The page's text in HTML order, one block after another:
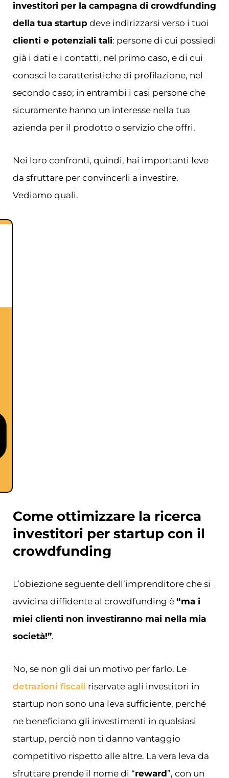
investitori per la campagna di crowdfunding
della tua startup deve indirizzarsi verso i tuoi
clienti e potenziali tali: persone di cui possiedi
già i dati e i contatti, nel primo caso, e di cui
conosci le caratteristiche di profilazione, nel
secondo caso; in entrambi i casi persone che
sicuramente hanno un interesse nella tua
azienda per il prodotto o servizio che offri.
Nei loro confronti, quindi, hai importanti leve
da sfruttare per convincerli a investire.
Vediamo quali.
Come ottimizzare la ricerca
investitori per startup con il
crowdfunding
L’obiezione seguente dell’imprenditore che si
avvicina diffidente al crowdfunding è “ma i
miei clienti non investiranno mai nella mia
società!”.
No, se non gli dai un motivo per farlo. Le
detrazioni fiscali riservate agli investitori in
startup non sono una leva sufficiente, perché
ne beneficiano gli investimenti in qualsiasi
startup, perciò non ti danno vantaggio
competitivo rispetto alle altre. La vera leva da
sfruttare prende il nome di “reward”, con un